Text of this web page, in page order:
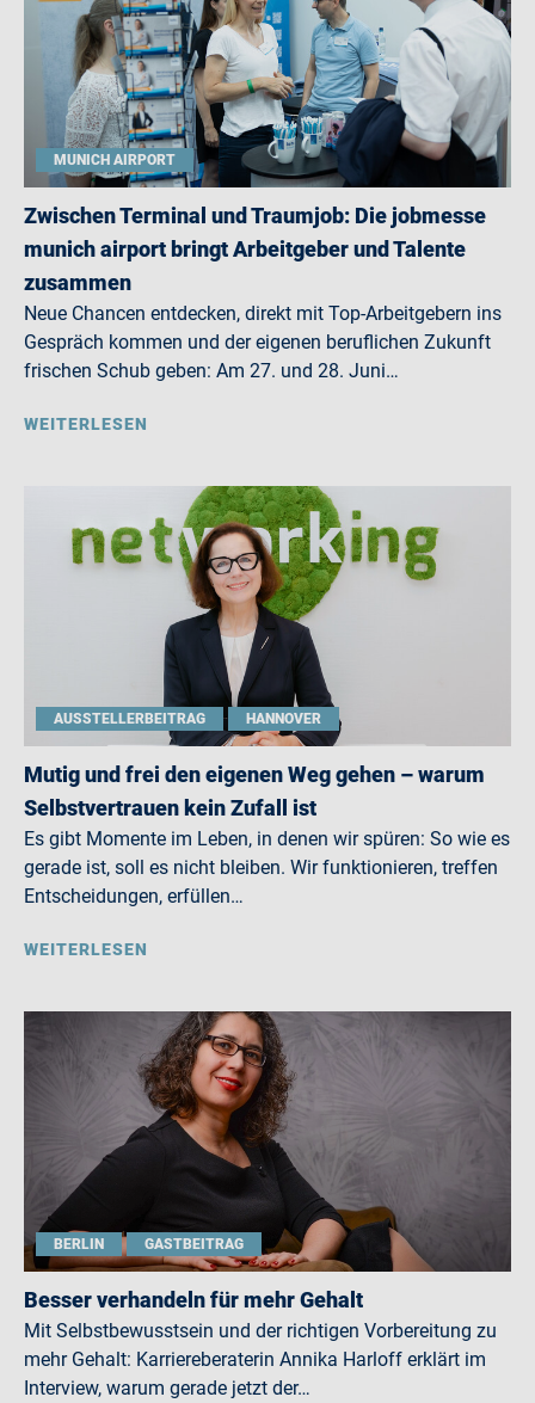
MUNICH AIRPORT
Zwischen Terminal und Traumjob: Die jobmesse
munich airport bringt Arbeitgeber und Talente
zusammen
Neue Chancen entdecken, direkt mit Top-Arbeitgebern ins
Gespräch kommen und der eigenen beruflichen Zukunft
frischen Schub geben: Am 27. und 28. Juni…
WEITERLESEN
AUSSTELLERBEITRAG HANNOVER
Mutig und frei den eigenen Weg gehen – warum
Selbstvertrauen kein Zufall ist
Es gibt Momente im Leben, in denen wir spüren: So wie es
gerade ist, soll es nicht bleiben. Wir funktionieren, treffen
Entscheidungen, erfüllen…
WEITERLESEN
BERLIN GASTBEITRAG
Besser verhandeln für mehr Gehalt
Mit Selbstbewusstsein und der richtigen Vorbereitung zu
mehr Gehalt: Karriereberaterin Annika Harloff erklärt im
Interview, warum gerade jetzt der…